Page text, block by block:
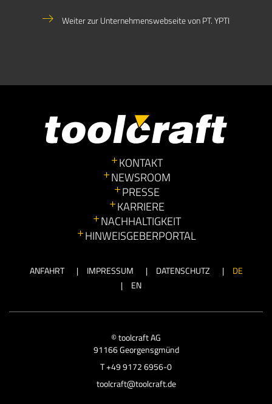
Weiter zur Unternehmenswebseite von PT. YPTI
KONTAKT
NEWSROOM
PRESSE
KARRIERE
NACHHALTIGKEIT
HINWEISGEBERPORTAL
ANFAHRT IMPRESSUM DATENSCHUTZ
DE
EN
© toolcraft AG
91166 Georgensgmünd
T+49 9172 6956-0
toolcraft@toolcraft.de